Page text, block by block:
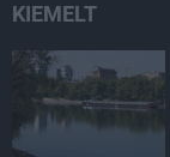
KIEMELT